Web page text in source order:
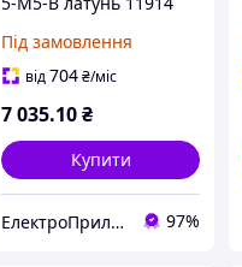
Під замовлення
від704₴/міс
7 035.10₴
Купити
ЕлектроПриладТехСервіс 97%